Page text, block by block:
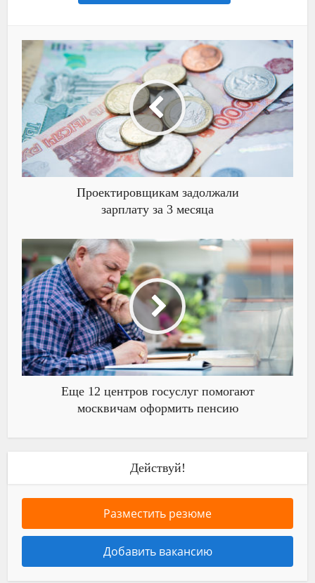
Проектировщикам задолжали
зарплату за 3 месяца
Еще 12 центров госуслуг помогают
москвичам оформить пенсию
Действуй!
Разместить резюме
Добавить вакансию